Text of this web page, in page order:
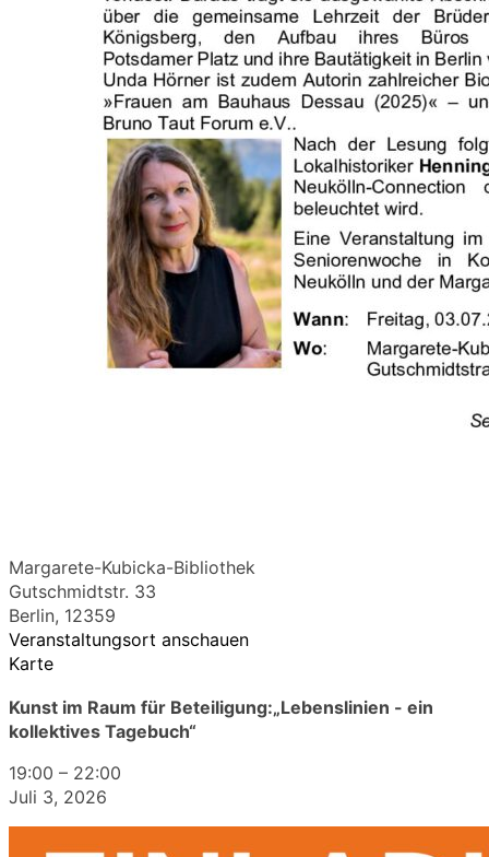
Margarete-Kubicka-Bibliothek
Gutschmidtstr. 33
Berlin, 12359
Veranstaltungsort anschauen
Karte
Kunst im Raum für Beteiligung:„Lebenslinien - ein
kollektives Tagebuch“
19:00 – 22:00
Juli 3, 2026